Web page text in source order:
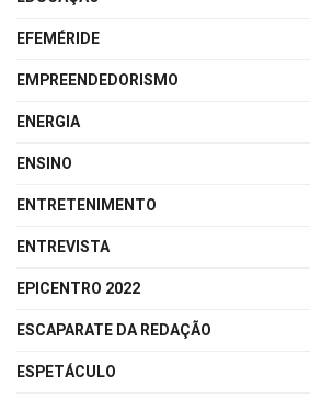
EFEMÉRIDE
EMPREENDEDORISMO
ENERGIA
ENSINO
ENTRETENIMENTO
ENTREVISTA
EPICENTRO 2022
ESCAPARATE DA REDAÇÃO
ESPETÁCULO